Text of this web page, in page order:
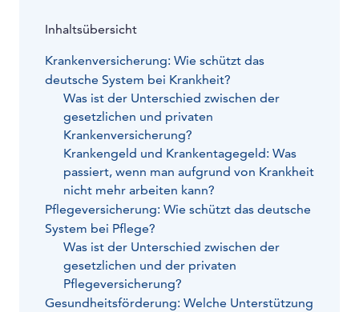
Inhaltsübersicht
Krankenversicherung: Wie schützt das
deutsche System bei Krankheit?
Was ist der Unterschied zwischen der
gesetzlichen und privaten
Krankenversicherung?
Krankengeld und Krankentagegeld: Was
passiert, wenn man aufgrund von Krankheit
nicht mehr arbeiten kann?
Pflegeversicherung: Wie schützt das deutsche
System bei Pflege?
Was ist der Unterschied zwischen der
gesetzlichen und der privaten
Pflegeversicherung?
Gesundheitsförderung: Welche Unterstützung